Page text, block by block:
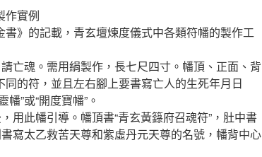
作實例
書》的記載，青玄壇煉度儀式中各類符幡的製作工
亡魂。需用絹製作，長七尺四寸。幡頂、正面、背
同的符，並且左右腳上要書寫亡人的生死年月日
”或“開度寶幡”。
用此幡引導。幡頂書“青玄黃籙府召魂符”，肚中書
寫太乙救苦天尊和紫虛丹元天尊的名號，幡背中心